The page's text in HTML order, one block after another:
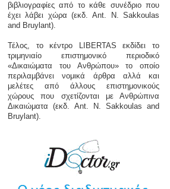
βιβλιογραφίες από το κάθε συνέδριο που
έχει λάβει χώρα (εκδ. Ant. N. Sakkoulas
and Bruylant).
Τέλος, το κέντρο LIBERTAS εκδίδει το
τριμηνιαίο επιστημονικό περιοδικό
«Δικαιώματα του Ανθρώπου» το οποίο
περιλαμβάνει νομικά άρθρα αλλά και
μελέτες από άλλους επιστημονικούς
χώρους που σχετίζονται με Ανθρώπινα
Δικαιώματα (εκδ. Ant. N. Sakkoulas and
Bruylant).